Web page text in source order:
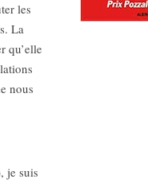
les
La
qu’elle
nous
je suis